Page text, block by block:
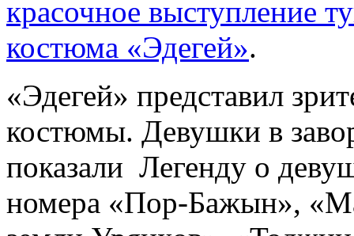
красочное выступление
костюма «Эдегей».
«Эдегей» представил
костюмы. Девушки в
показали Легенду о
номера «Пор-Бажын»,